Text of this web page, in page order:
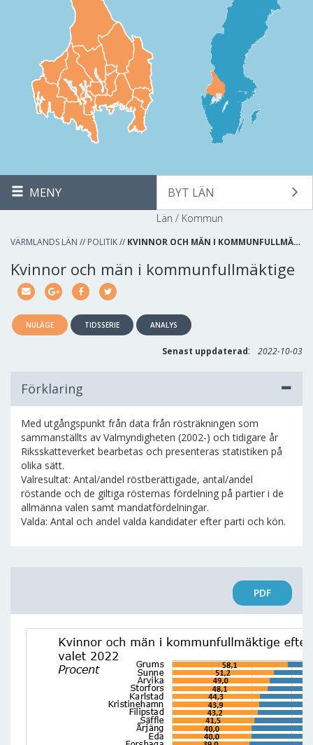
MENY BYT LÄN
Län / Kommun
VÄRMLANDS LÄN // POLITIK// KVINNOR OCH MÄN I KOMMUNFULLMÄ…
Kvinnor och män i kommunfullmäktige
NULÄGE TIDSSERIE ANALYS
Senast uppdaterad: 2022-10-03
Förklaring
Med utgångspunkt från data från rösträkningen som
sammanställts av Valmyndigheten (2002-) och tidigare år
Riksskatteverket bearbetas och presenteras statistiken på
olika sätt.
Valresultat: Antal/andel röstberättigade, antal/andel
röstande och de giltiga rösternas fördelning på partier i de
allmänna valen samt mandatfördelningar.
Valda: Antal och andel valda kandidater efter parti och kön.
PDF